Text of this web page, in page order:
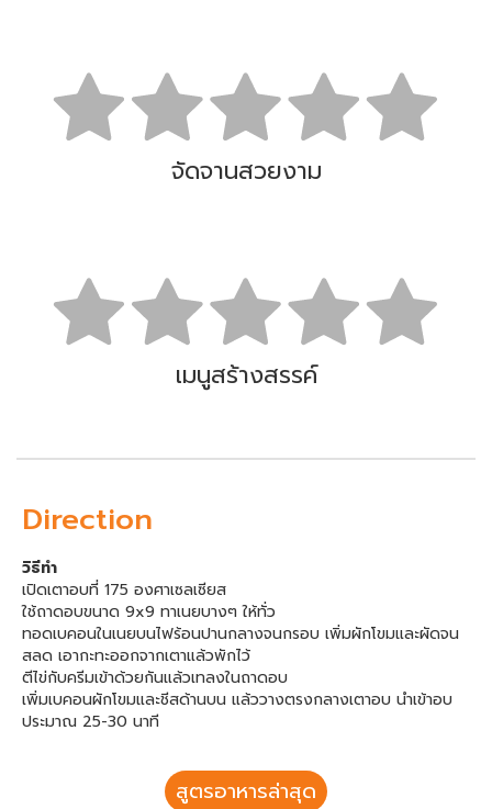
จัดจานสวยงาม
เมนูสร้างสรรค์
Direction
วิธีทำ
เปิดเตาอบที่ 175 องศาเซลเซียส
ใช้ถาดอบขนาด 9x9 ทาเนยบางๆ ให้ทั่ว
ทอดเบคอนในเนยบนไฟร้อนปานกลางจนกรอบ เพิ่มผักโขมและผัดจน
สลด เอากะทะออกจากเตาแล้วพักไว้
ตีไข่กับครีมเข้าด้วยกันแล้วเทลงในถาดอบ
เพิ่มเบคอนผักโขมและชีสด้านบน แล้ววางตรงกลางเตาอบ นำเข้าอบ
ประมาณ 25-30 นาที
สูตรอาหารล่าสุด